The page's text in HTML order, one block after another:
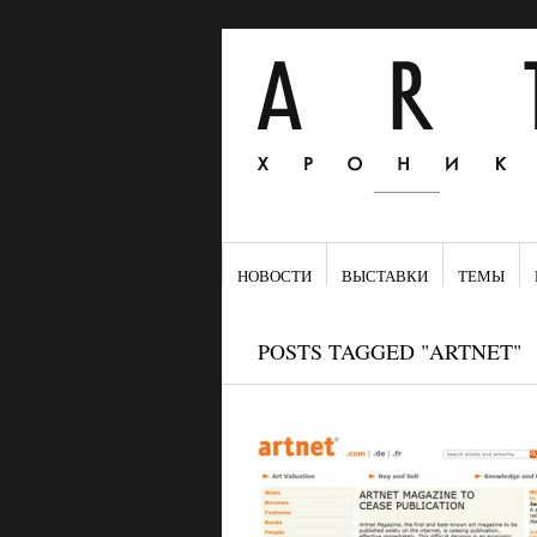
НОВОСТИ ВЫСТАВКИ ТЕМЫ
POSTS TAGGED "ARTNET"